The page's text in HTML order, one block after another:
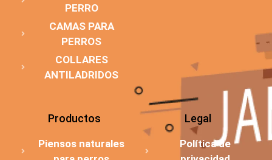
PERRO
CAMAS PARA
PERROS
COLLARES
ANTILADRIDOS
Productos
Piensos naturales
Legal
Política de